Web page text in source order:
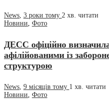
News, 3 роки тому 2 хв. читати
Новини, Фото
ДЕСС офіційно визначила
афілійованими із
структурою
News, 9 місяців тому 1 хв. читати
Новини, Фото